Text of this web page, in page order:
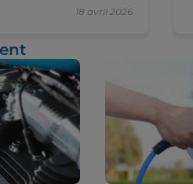
18 avril 2026
Le must: c'est quand il m'a
Merci Monsieur
votre gentillesse et